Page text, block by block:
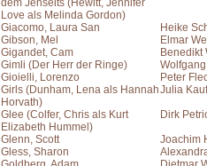
dem Jenseits (Hewitt, Jennifer
Love als Melinda Gordon)
Giacomo, Laura San
Heike
Gibson, Mel
Elmar
Gigandet, Cam
Benedikt
Gimli (Der Herr der Ringe)
Gioielli, Lorenzo
Peter
Girls (Dunham, Lena als Hannah
Horvath)
Julia
Glee (Colfer, Chris als Kurt
Elizabeth Hummel)
Dirk
Glenn, Scott
Joachim
Gless, Sharon